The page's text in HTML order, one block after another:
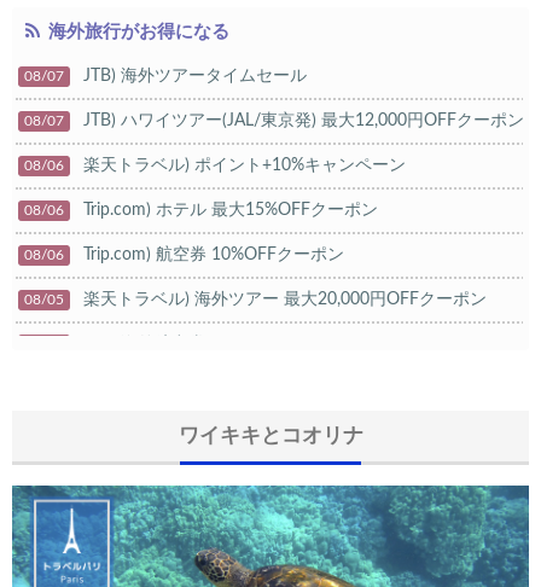
海外旅行がお得になる
08/07 JTB) 海外ツアータイムセール
08/07 JTB) ハワイツアー(JAL/東京発) 最大12,000円OFFクーポン
08/06 楽天トラベル) ポイント+10%キャンペーン
08/06 Trip.com) ホテル 最大15%OFFクーポン
08/06 Trip.com) 航空券 10%OFFクーポン
08/05 楽天トラベル) 海外ツアー 最大20,000円OFFクーポン
Trip.com) 韓国旅 最大50%OFFセール
08/01 エアトリ) 海外航空券(60日前) 1,000円OFFクーポン
08/01 Trip.com) 海外航空券1%OFFクーポン TRIP2
ワイキキとコオリナ